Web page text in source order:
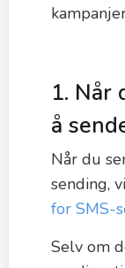
1. Når
å
Når du
sending,
for SMS-
Selv om